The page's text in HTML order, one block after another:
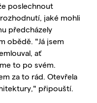
poslechnout
jaké mohli
předcházely
obědě. "Já jsem
ať
to po svém.
za to rád. Otevřela
připouští.